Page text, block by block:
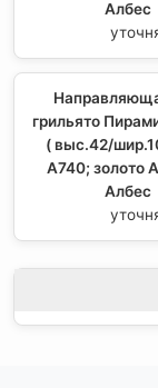
Албес
грильято
( выс.42/
А740; золото
Албес